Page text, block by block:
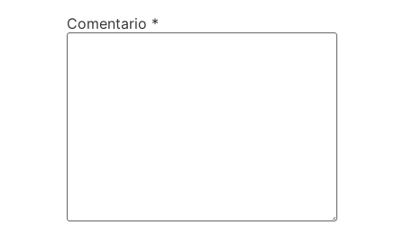
nuestra mano para salir de ella.